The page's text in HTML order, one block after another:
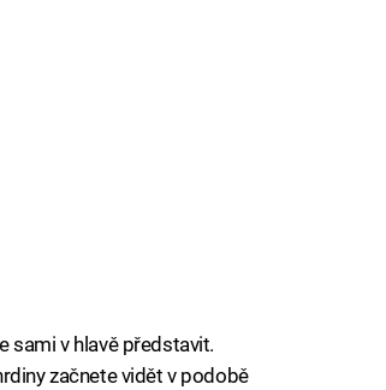
sami v hlavě představit.
začnete vidět v podobě